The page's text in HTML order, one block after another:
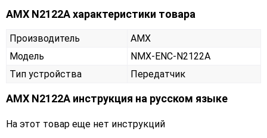
AMX N2122A характеристики товара
Производитель
AMX
Модель
NMX-ENC-N2122A
Тип устройства
Передатчик
AMX N2122A инструкция на русском языке
На этот товар еще нет инструкций